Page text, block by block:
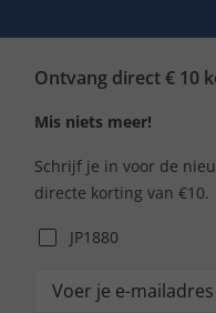
Ontvang direct € 10
Mis niets meer!
Schrijf je in voor de
directe korting van €10.
JP1880